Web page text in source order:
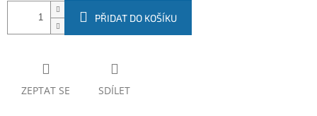
PŘIDAT DO KOŠÍKU
ZEPTAT SE SDÍLET